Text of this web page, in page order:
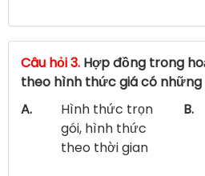
Câu hỏi 3. Hợp đồng trong
theo hình thức giá có những
A.
Hình thức trọn
gói, hình thức
theo thời gian
B.